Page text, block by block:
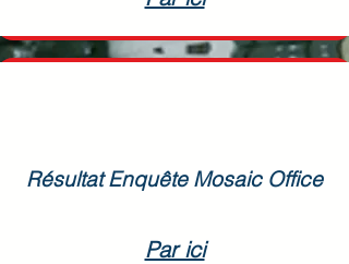
Résultat Enquête Mosaic Office
Par ici